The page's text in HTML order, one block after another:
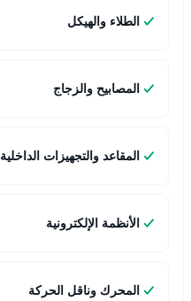
الطلاء والهيكل
المصابيح والزجاج
المقاعد والتجهيزات الداخلية
الأنظمة الإلكترونية
المحرك وناقل الحركة